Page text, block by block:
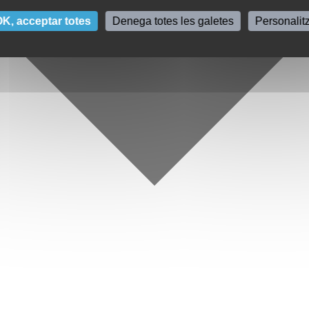
acceptar totes Denega totes les galetes